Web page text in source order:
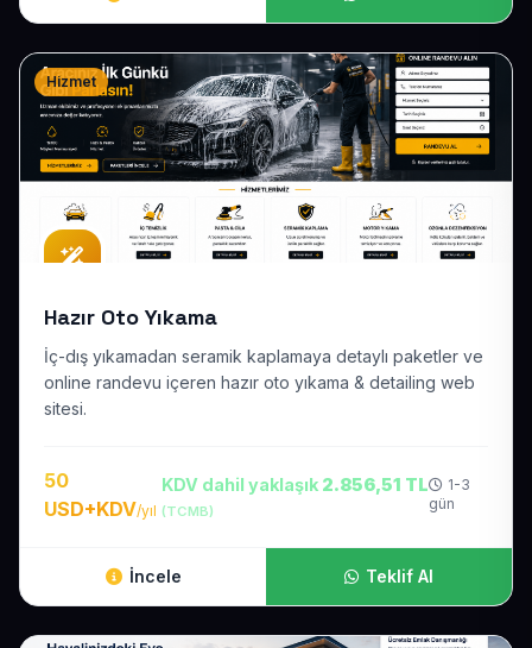
Hizmet
Hazır Oto Yıkama
İç-dış yıkamadan seramik kaplamaya detaylı paketler ve
online randevu içeren hazır oto yıkama & detailing web
sitesi.
50
USD+KDV/yıl
KDV dahil yaklaşık 2.856,51 TL
(TCMB)
1-3
gün
İncele Teklif Al